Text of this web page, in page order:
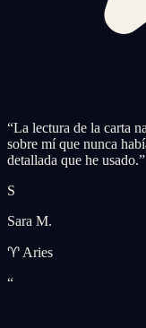
“La lectura de la carta
sobre mí que nunca
detallada que he usado.”
S
Sara M.
♈ Aries
“